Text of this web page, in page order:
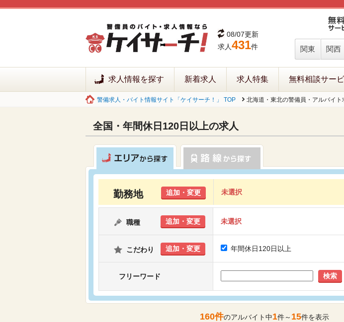
08/07更新
求人431件 関東 関西
求人情報を探す 新着求人 求人特集 無料相談サー
警備求人・バイト情報サイト「ケイサーチ！」 TOP 北海道・東北の警備員・アルバイト
全国・年間休日120日以上の求人
勤務地 追加・変更 未選択
職種 追加・変更 未選択
こだわり 追加・変更 年間休日120日以上
フリーワード 検索
160件のアルバイト中1件～ 15件を表示